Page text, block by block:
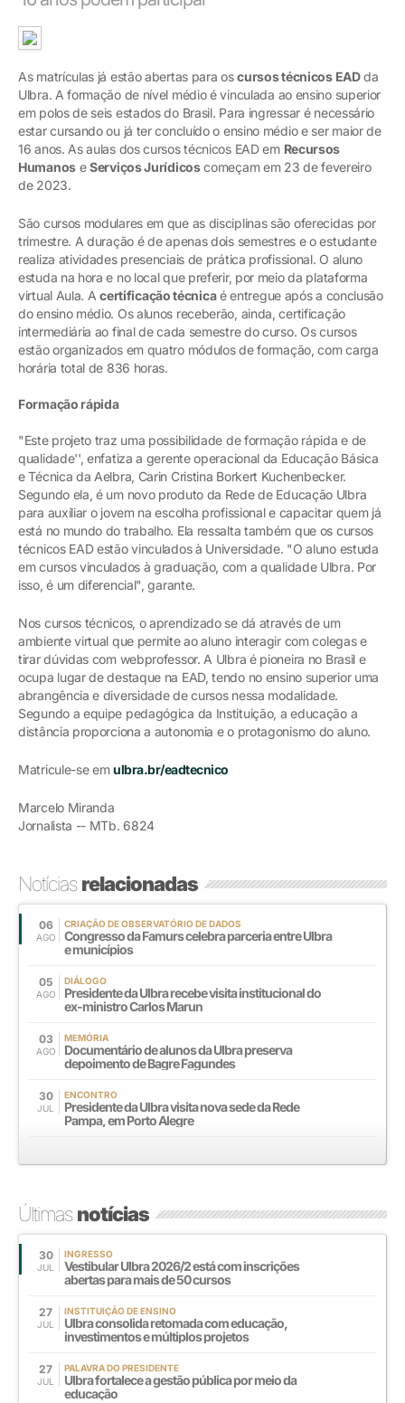
As matrículas já estão abertas para oscursos técnicos EADda
Ulbra. A formação de nível médio é vinculada ao ensino superior
em polos de seis estados do Brasil. Para ingressar é necessário
estar cursando ou já ter concluído o ensino médio e ser maior de
16 anos. As aulas dos cursos técnicos EAD em Recursos
HumanoseServiços Jurídicoscomeçam em 23 de fevereiro
de 2023.
São cursos modulares em que as disciplinas são oferecidas por
trimestre. A duração é de apenas dois semestres e o estudante
realiza atividades presenciais de prática profissional. O aluno
estuda na hora e no local que preferir, por meio da plataforma
virtual Aula. Acertificação técnicaé entregue após a conclusão
do ensino médio. Os alunos receberão, ainda, certificação
intermediária ao final de cada semestre do curso. Os cursos
estão organizados em quatro módulos de formação, com carga
horária total de 836 horas.
Formação rápida
"Este projeto traz uma possibilidade de formação rápida e de
qualidade'', enfatiza a gerente operacional da Educação Básica
e Técnica da Aelbra, Carin Cristina Borkert Kuchenbecker.
Segundo ela, é um novo produto da Rede de Educação Ulbra
para auxiliar o jovem na escolha profissional e capacitar quem já
está no mundo do trabalho. Ela ressalta também que os cursos
técnicos EAD estão vinculados à Universidade. "O aluno estuda
em cursos vinculados à graduação, com a qualidade Ulbra. Por
isso, é um diferencial", garante.
Nos cursos técnicos, o aprendizado se dá através de um
ambiente virtual que permite ao aluno interagir com colegas e
tirar dúvidas com webprofessor. A Ulbra é pioneira no Brasil e
ocupa lugar de destaque na EAD, tendo no ensino superior uma
abrangência e diversidade de cursos nessa modalidade.
Segundo a equipe pedagógica da Instituição, a educação a
distância proporciona a autonomia e o protagonismo do aluno.
Matricule-se emulbra.br/eadtecnico
Marcelo Miranda
Jornalista -- MTb. 6824
Notíciasrelacionadas
06
AGO
CRIAÇÃO DE OBSERVATÓRIO DE DADOS
Congresso da Famurs celebra parceria entre Ulbra
e municípios
05
AGO
DIÁLOGO
Presidente da Ulbra recebe visita institucional do
ex-ministro Carlos Marun
03
AGO
MEMÓRIA
Documentário de alunos da Ulbra preserva
depoimento de Bagre Fagundes
30
JUL
ENCONTRO
Presidente da Ulbra visita nova sede da Rede
Pampa, em Porto Alegre
Últimasnotícias
30
JUL
INGRESSO
Vestibular Ulbra 2026/2 está com inscrições
abertas para mais de 50 cursos
27
JUL
INSTITUIÇÃO DE ENSINO
Ulbra consolida retomada com educação,
investimentos e múltiplos projetos
27
JUL
PALAVRA DO PRESIDENTE
Ulbra fortalece a gestão pública por meio da
educação